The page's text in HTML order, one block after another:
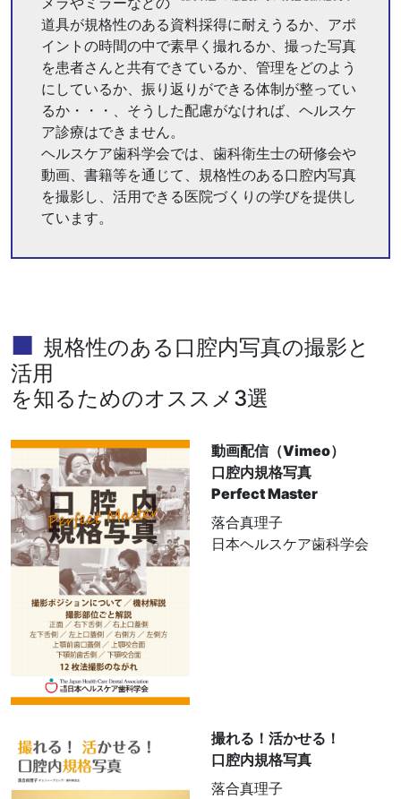
道具が規格性のある資料採得に耐えうるか、アポ
イントの時間の中で素早く撮れるか、撮った写真
を患者さんと共有できているか、管理をどのよう
にしているか、振り返りができる体制が整ってい
るか・・・、そうした配慮がなければ、ヘルスケ
ア診療はできません。
ヘルスケア歯科学会では、歯科衛生士の研修会や
動画、書籍等を通じて、規格性のある口腔内写真
を撮影し、活用できる医院づくりの学びを提供し
ています。
規格性のある口腔内写真の撮影と
活用
を知るためのオススメ3選
動画配信（Vimeo）
口腔内規格写真
Perfect Master
落合真理子
日本ヘルスケア歯科学会
撮れる！活かせる！
口腔内規格写真
落合真理子